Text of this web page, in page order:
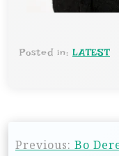
Posted in: LATEST
Previous: Bo